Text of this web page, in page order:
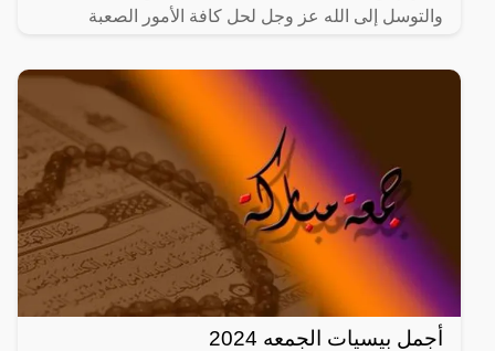
والتوسل إلى الله عز وجل لحل كافة الأمور الصعبة
أجمل بيسيات الجمعه 2024